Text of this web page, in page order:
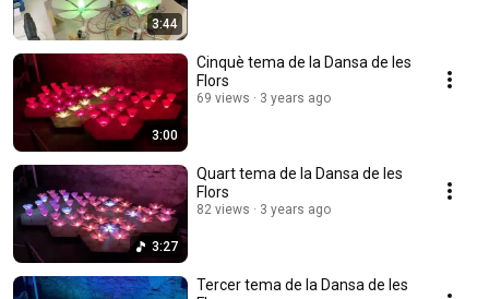
3:44
3:00
Cinquè tema de la Dansa de les
Flors
69 views 3 years ago
3:27
Quart tema de la Dansa de les
Flors
82 views 3 years ago
Tercer tema de la Dansa de les